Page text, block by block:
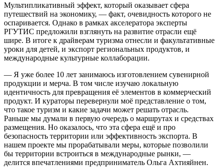
Мультипликативный эффект, который оказывает сфера
путешествий на экономику, — факт, очевидность которого не
оспаривается. Однако в рамках акселератора эксперты
РГУТИС предложили взглянуть на развитие отрасли ещё
шире. В итоге к драйверам туризма отнесли и факультативные
уроки для детей, и экспорт региональных продуктов, и
международные культурные коллаборации.
— Я уже более 10 лет занимаюсь изготовлением сувенирной
продукции и мерча. В том числе изучаю локальную
идентичность для превращения её элементов в коммерческий
продукт. И кураторы перевернули моё представление о том,
что такое туризм и какие задачи может решать отрасль.
Раньше мы думали в первую очередь о маршрутах и средствах
размещения. Но оказалось, что эта сфера ещё и про
безопасность территории или эффективность экспорта. В
нашем проекте мы прорабатывали меры, которые позволили
бы территории встроиться в международные рынки, —
делится впечатлениями предприниматель Ольга Ахтияйнен.